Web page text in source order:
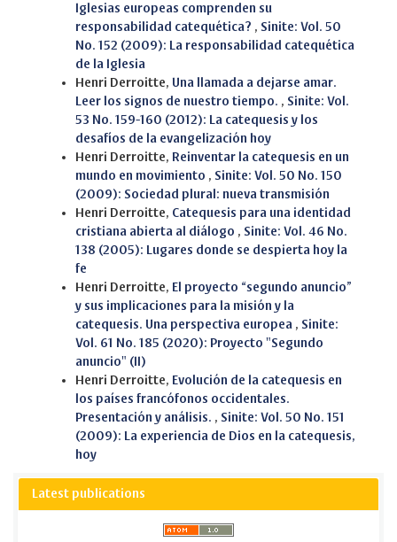
Iglesias europeas comprenden su
responsabilidad catequética? , Sinite: Vol. 50
No. 152 (2009): La responsabilidad catequética
de la Iglesia
Henri Derroitte, Una llamada a dejarse amar.
Leer los signos de nuestro tiempo. , Sinite: Vol.
53 No. 159-160 (2012): La catequesis y los
desafíos de la evangelización hoy
Henri Derroitte, Reinventar la catequesis en un
mundo en movimiento , Sinite: Vol. 50 No. 150
(2009): Sociedad plural: nueva transmisión
Henri Derroitte, Catequesis para una identidad
cristiana abierta al diálogo , Sinite: Vol. 46 No.
138 (2005): Lugares donde se despierta hoy la
fe
Henri Derroitte, El proyecto “segundo anuncio”
y sus implicaciones para la misión y la
catequesis. Una perspectiva europea , Sinite:
Vol. 61 No. 185 (2020): Proyecto "Segundo
anuncio" (II)
Henri Derroitte, Evolución de la catequesis en
los países francófonos occidentales.
Presentación y análisis. , Sinite: Vol. 50 No. 151
(2009): La experiencia de Dios en la catequesis,
hoy
Latest publications